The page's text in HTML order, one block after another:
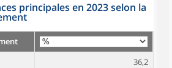
principales en 2023 selon la
36,2